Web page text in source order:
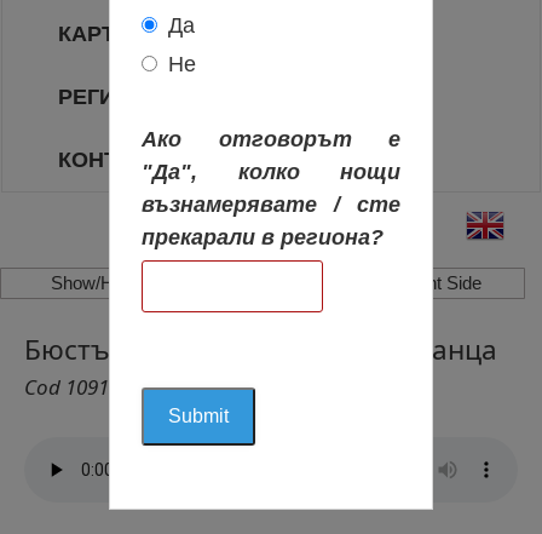
КАРТА НА РЕГИОНИТЕ
РЕГИОНИ
КОНТАКТИ
Show/Hide Left Side Show/Hide Right Side
Бюстът на Йон Бънеску, Констанца
Cod 1091
Да
Не
Ако отговорът е
"Да", колко нощи
възнамерявате / сте
прекарали в региона?